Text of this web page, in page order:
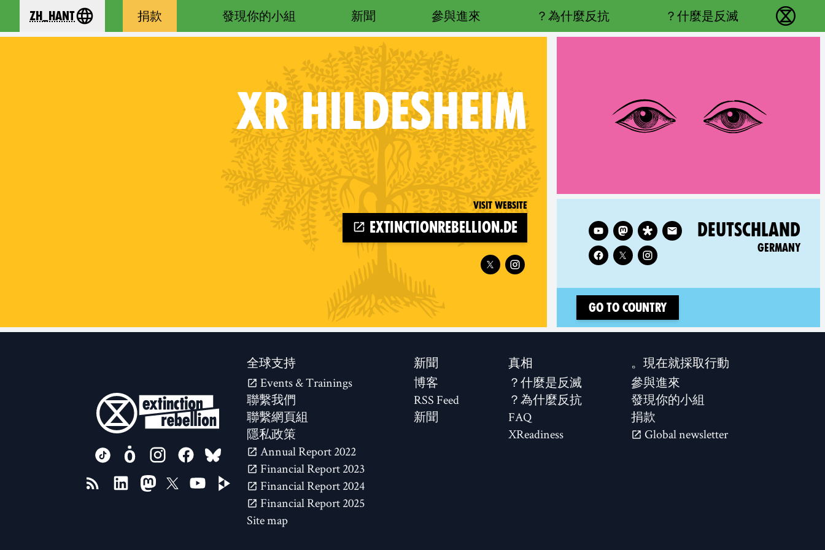
反抗滅絕 - Home
什麼是反滅？
為什麼反抗？
參與進來
新聞
發現你的小組
捐款
your language
zh_Hant
XRHILDESHEIM
Visit website
extinctionrebellion.de
Follow XR Hildesheim on
RELATED COUNTRY GROUP:
DEUTSCHLAND
GERMANY
Follow XR Germany on
Go to country
現在就採取行動。
參與進來
發現你的小組
捐款
Global newsletter
真相
什麼是反滅？
為什麼反抗？
FAQ
XReadiness
新聞
博客
RSS Feed
新聞
全球支持
Events & Trainings
聯繫我們
聯繫網頁組
隱私政策
2022 Annual Report
2023 Financial Report
2024 Financial Report
2025 Financial Report
Site map
FOLLOW US ON